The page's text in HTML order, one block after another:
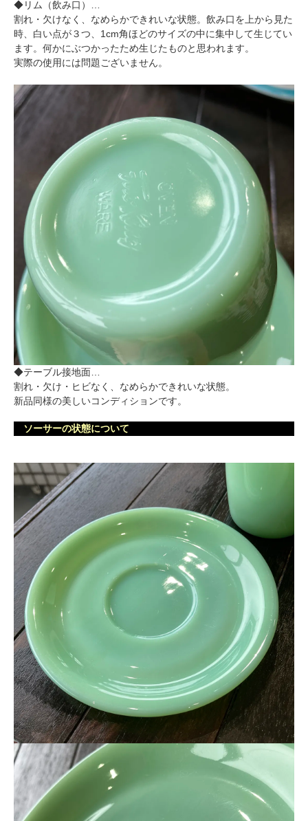
◆リム（飲み口）…
割れ・欠けなく、なめらかできれいな状態。飲み口を上から見た
時、白い点が３つ、1cm角ほどのサイズの中に集中して生じてい
ます。何かにぶつかったため生じたものと思われます。
実際の使用には問題ございません。
◆テーブル接地面…
割れ・欠け・ヒビなく、なめらかできれいな状態。
新品同様の美しいコンディションです。
ソーサーの状態について